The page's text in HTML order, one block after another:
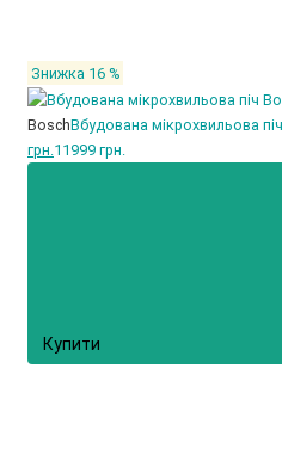
Знижка 16 %
BoschВбудована мікрохвильова
грн. 11999 грн.
Купити